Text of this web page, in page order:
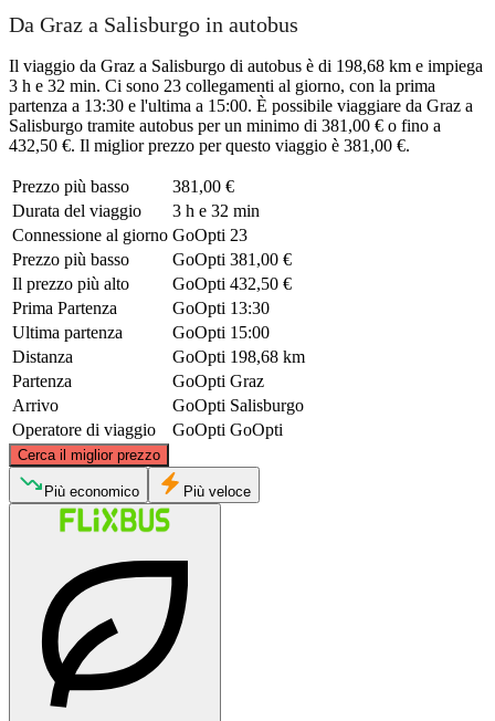
Da Graz a Salisburgo in autobus
Il viaggio da Graz a Salisburgo di autobus è di 198,68 km e impiega
3 h e 32 min. Ci sono 23 collegamenti al giorno, con la prima
partenza a 13:30 e l'ultima a 15:00. È possibile viaggiare da Graz a
Salisburgo tramite autobus per un minimo di 381,00 € o fino a
432,50 €. Il miglior prezzo per questo viaggio è 381,00 €.
Prezzo più basso
381,00 €
Durata del viaggio
3 h e 32 min
Connessione al giorno GoOpti 23
Prezzo più basso
GoOpti 381,00 €
Il prezzo più alto
GoOpti 432,50 €
Prima Partenza
GoOpti 13:30
Ultima partenza
GoOpti 15:00
Distanza
GoOpti 198,68 km
Partenza
GoOpti Graz
Arrivo
GoOpti Salisburgo
Operatore di viaggio
GoOpti GoOpti
Cerca il miglior prezzo
Salzburg
©CARTO
Più economico Più veloce